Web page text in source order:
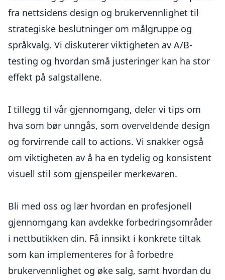
fra nettsidens design og brukervennlighet til
strategiske beslutninger om målgruppe og
språkvalg. Vi diskuterer viktigheten av A/B-
testing og hvordan små justeringer kan ha stor
effekt på salgstallene.
I tillegg til vår gjennomgang, deler vi tips om
hva som bør unngås, som overveldende design
og forvirrende call to actions. Vi snakker også
om viktigheten av å ha en tydelig og konsistent
visuell stil som gjenspeiler merkevaren.
Bli med oss og lær hvordan en profesjonell
gjennomgang kan avdekke forbedringsområder
i nettbutikken din. Få innsikt i konkrete tiltak
som kan implementeres for å forbedre
brukervennlighet og øke salg, samt hvordan du